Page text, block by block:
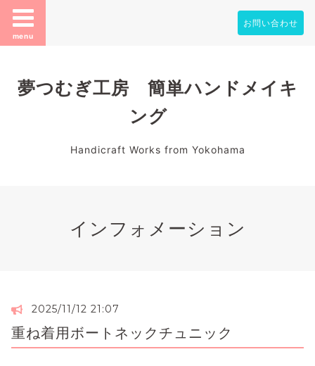
menu
お問い合わせ
夢つむぎ工房 簡単ハンドメイキ
ング
Handicraft Works from Yokohama
インフォメーション
2025/11/12 21:07
重ね着用ボートネックチュニック